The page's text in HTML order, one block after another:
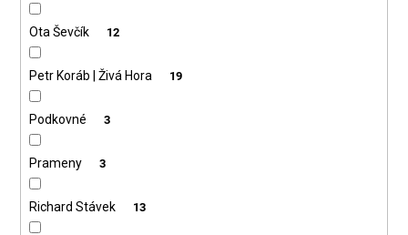
Ota Ševčík 12
Petr Koráb | Živá Hora 19
Podkovné 3
Prameny 3
Richard Stávek 13